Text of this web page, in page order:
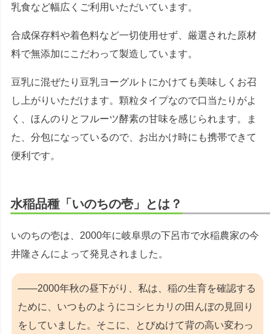
乳食など幅広くご利用いただいています。
合成保存料や着色料など一切使用せず、厳選された原材
料で無添加にこだわって製造しています。
豆乳に混ぜたり豆乳ヨーグルトにかけても美味しくお召
し上がりいただけます。顆粒タイプなので口当たりがよ
く、ほんのりとフルーツ酵素の甘味を感じられます。ま
た、分包になっているので、お出かけ時にも携帯できて
便利です。
水稲品種「いのちの壱」とは？
いのちの壱は、2000年に岐阜県の下呂市で水稲農家の今
井隆さんによって発見されました。
――2000年秋の昼下がり、私は、稲の生育を確認する
ために、いつものようにコシヒカリの田んぼの見回り
をしていました。そこに、とびぬけて背の高い変わっ